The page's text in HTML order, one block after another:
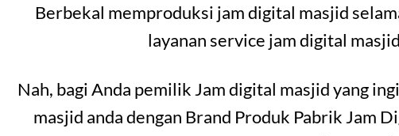
Berbekal memproduksi jam digital masjid
layanan service jam digital
Nah, bagi Anda pemilik Jam digital masjid yang
masjid anda dengan Brand Produk Pabrik Jam